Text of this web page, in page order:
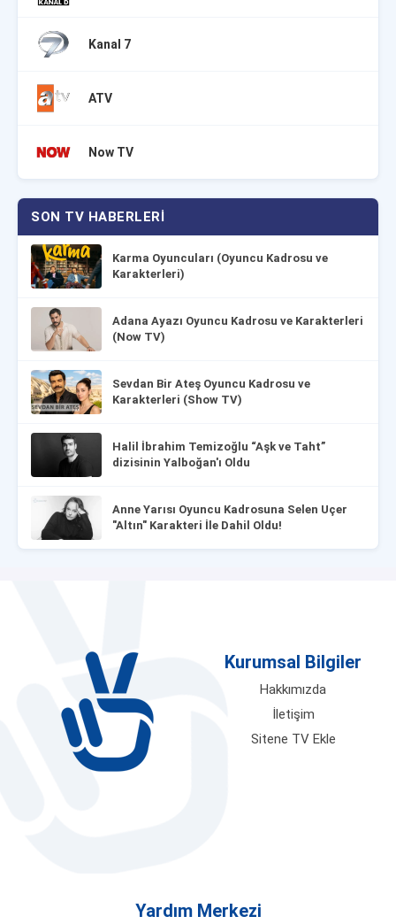
Kanal 7
ATV
Now TV
SON TV HABERLERI
Karma Oyuncuları (Oyuncu Kadrosu ve
Karakterleri)
Adana Ayazı Oyuncu Kadrosu ve Karakterleri
(Now TV)
Sevdan Bir Ateş Oyuncu Kadrosu ve
Karakterleri (Show TV)
Halil İbrahim Temizoğlu “Aşk ve Taht”
dizisinin Yalboğan'ı Oldu
Anne Yarısı Oyuncu Kadrosuna Selen Uçer
"Altın" Karakteri İle Dahil Oldu!
Kurumsal Bilgiler
Hakkımızda
İletişim
Sitene TV Ekle
Yardım Merkezi